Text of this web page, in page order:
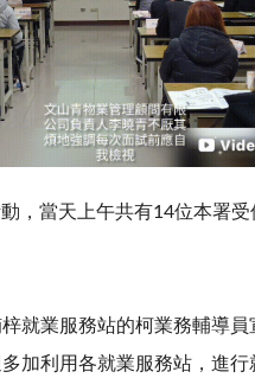
，當天上午共有14位本署
就業服務站的柯業務輔導
加利用各就業服務站，進